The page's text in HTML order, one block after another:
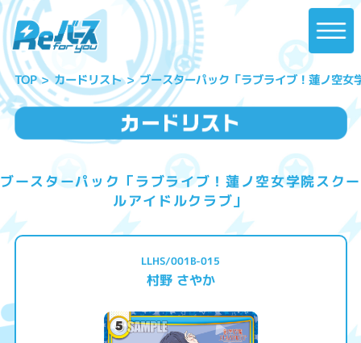
TOP カードリスト ブースターパック「ラブライブ！蓮ノ空女
ブースターパック「ラブライブ！蓮ノ空女学院スクー
ルアイドルクラブ」
LLHS/001B-015
村野 さやか